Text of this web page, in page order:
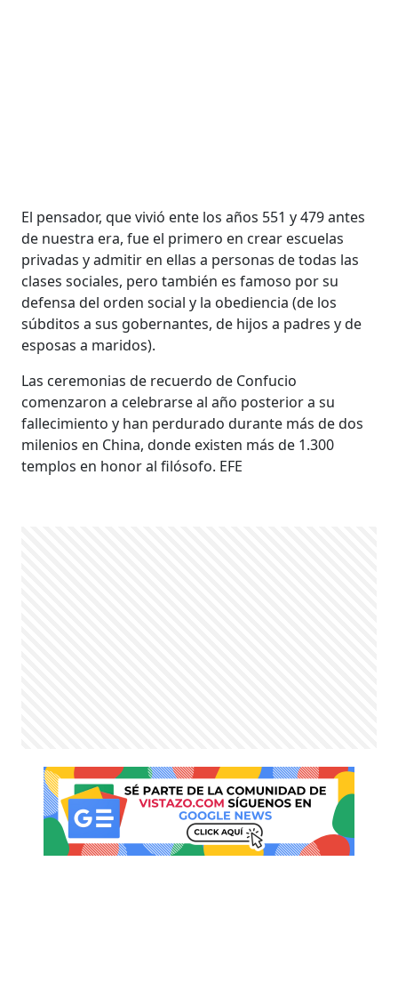
El pensador, que vivió ente los años 551 y 479 antes
de nuestra era, fue el primero en crear escuelas
privadas y admitir en ellas a personas de todas las
clases sociales, pero también es famoso por su
defensa del orden social y la obediencia (de los
súbditos a sus gobernantes, de hijos a padres y de
esposas a maridos).
Las ceremonias de recuerdo de Confucio
comenzaron a celebrarse al año posterior a su
fallecimiento y han perdurado durante más de dos
milenios en China, donde existen más de 1.300
templos en honor al filósofo. EFE